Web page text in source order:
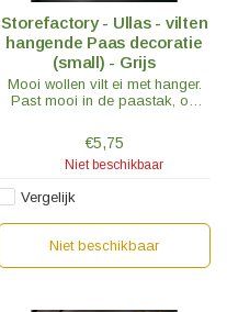
Storefactory - Ullas - vilten
hangende Paas decoratie
(small) - Grijs
Mooi wollen vilt ei met hanger.
Past mooi in de paastak, op
decoratie op het dressoir.
€5,75
Niet beschikbaar
Vergelijk
Niet beschikbaar